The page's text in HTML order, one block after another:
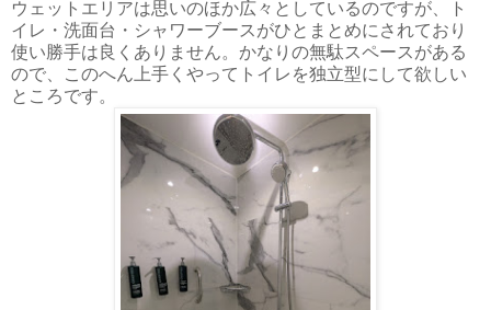
ウェットエリアは思いのほか広々としているのですが、ト
イレ・洗面台・シャワーブースがひとまとめにされており
使い勝手は良くありません。かなりの無駄スペースがある
ので、このへん上手くやってトイレを独立型にして欲しい
ところです。